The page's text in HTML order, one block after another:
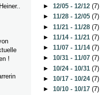
!
► 12/05 - 12/12 (7)
► 11/28 - 12/05 (7)
► 11/21 - 11/28 (7)
► 11/14 - 11/21 (7)
► 11/07 - 11/14 (7)
► 10/31 - 11/07 (7)
► 10/24 - 10/31 (7)
► 10/17 - 10/24 (7)
► 10/10 - 10/17 (7)